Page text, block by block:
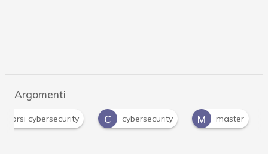
Argomenti
corsi cybersecurity C cybersecurity M master